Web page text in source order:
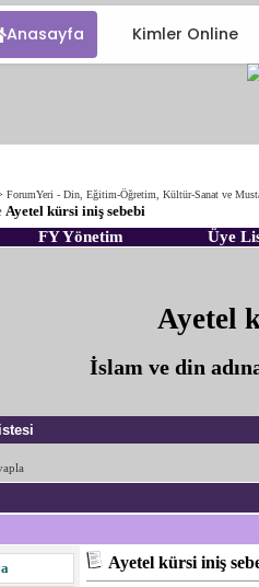
Anasayfa Kimler Online
ForumYeri - Din, Eğitim-Öğretim, Kültür-Sanat ve
Ayetel kürsi iniş sebebi
FY Yönetim Üye
Ayetel
İslam ve din
Ayetel kürsi iniş